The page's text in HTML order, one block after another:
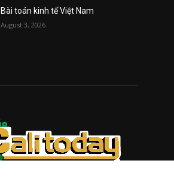
Bài toán kinh tế Việt Nam
August 3, 2026